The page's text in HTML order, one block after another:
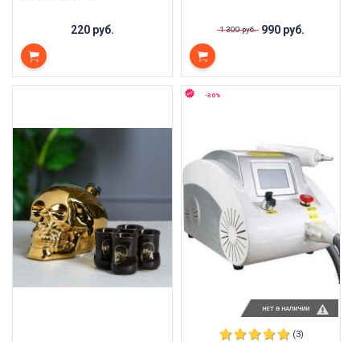
220 руб. 1 300 руб. 990 руб.
(3)
НЕТ В НАЛИЧИИ
-30%